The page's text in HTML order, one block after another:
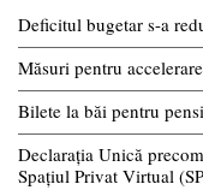
Deficitul bugetar s-a
Măsuri pentru
Bilete la băi pentru
Declarația Unică
Spațiul Privat Virtual